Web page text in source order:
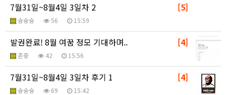
[5]
7월31일~8월4일 3일차 2
슝슝슝 56 15:59
[4]
발권완료! 8월 여꿈 정모 기대하며..
존중 42 15:56
[4]
7월31일~8월4일 3일차 후기 1
슝슝슝 69 15:42